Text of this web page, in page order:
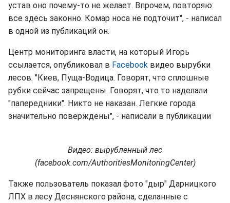
устав оно почему-то не желает. Впрочем, повторяю:
все здесь законно. Комар носа не подточит", - написал
в одной из публикаций он.
Центр мониторинга власти, на который Игорь
ссылается, опубликовал в Facebook видео вырубки
лесов. "Киев, Пуща-Водица. Говорят, что сплошные
рубки сейчас запрещены. Говорят, что то наделали
"папередники". Никто не наказан. Легкие города
значительно поверждены", - написали в публикации
Видео: вырубленный лес
(facebook.com/AuthoritiesMonitoringCenter)
Также пользователь показал фото "дыр" Дарницкого
ЛПХ в лесу Деснянского района, сделанные с